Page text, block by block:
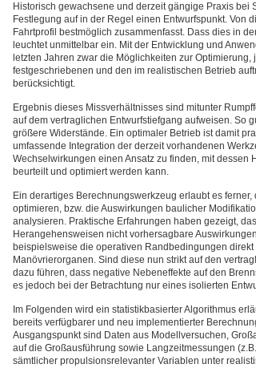
Historisch gewachsene und derzeit gängige Praxis
Festlegung auf in der Regel einen Entwurfspunkt. Von
Fahrtprofil bestmöglich zusammenfasst. Dass dies in
leuchtet unmittelbar ein. Mit der Entwicklung und
letzten Jahren zwar die Möglichkeiten zur
festgeschriebenen und den im realistischen Betrieb
berücksichtigt.
Ergebnis dieses Missverhältnisses sind mitunter
auf dem vertraglichen Entwurfstiefgang aufweisen. So
größere Widerstände. Ein optimaler Betrieb ist damit
umfassende Integration der derzeit vorhandenen
Wechselwirkungen einen Ansatz zu finden, mit
beurteilt und optimiert werden kann.
Ein derartiges Berechnungswerkzeug erlaubt es
optimieren, bzw. die Auswirkungen baulicher
analysieren. Praktische Erfahrungen haben gezeigt,
Herangehensweisen nicht vorhersagbare
beispielsweise die operativen Randbedingungen
Manövrierorganen. Sind diese nun strikt auf den
dazu führen, dass negative Nebeneffekte auf den
es jedoch bei der Betrachtung nur eines isolierten
Im Folgenden wird ein statistikbasierter Algorithmus
bereits verfügbarer und neu implementierter
Ausgangspunkt sind Daten aus Modellversuchen,
auf die Großausführung sowie Langzeitmessungen
sämtlicher propulsionsrelevanter Variablen unter